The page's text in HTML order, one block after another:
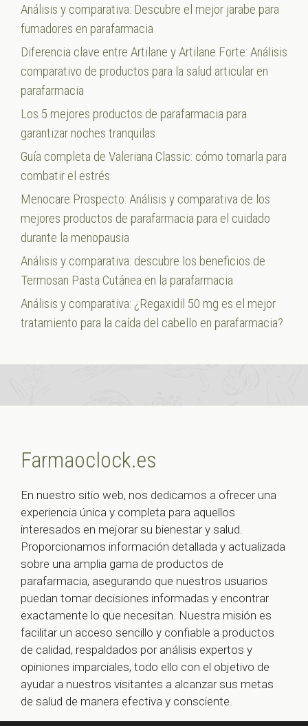
Análisis y comparativa: Descubre el mejor jarabe para
fumadores en parafarmacia
Diferencia clave entre Artilane y Artilane Forte: Análisis
comparativo de productos para la salud articular en
parafarmacia
Los 5 mejores productos de parafarmacia para
garantizar noches tranquilas
Guía completa de Valeriana Classic: cómo tomarla para
combatir el estrés
Menocare Prospecto: Análisis y comparativa de los
mejores productos de parafarmacia para el cuidado
durante la menopausia
Análisis y comparativa: descubre los beneficios de
Termosan Pasta Cutánea en la parafarmacia
Análisis y comparativa: ¿Regaxidil 50 mg es el mejor
tratamiento para la caída del cabello en parafarmacia?
Farmaoclock.es
En nuestro sitio web, nos dedicamos a ofrecer una
experiencia única y completa para aquellos
interesados en mejorar su bienestar y salud.
Proporcionamos información detallada y actualizada
sobre una amplia gama de productos de
parafarmacia, asegurando que nuestros usuarios
puedan tomar decisiones informadas y encontrar
exactamente lo que necesitan. Nuestra misión es
facilitar un acceso sencillo y confiable a productos
de calidad, respaldados por análisis expertos y
opiniones imparciales, todo ello con el objetivo de
ayudar a nuestros visitantes a alcanzar sus metas
de salud de manera efectiva y consciente.